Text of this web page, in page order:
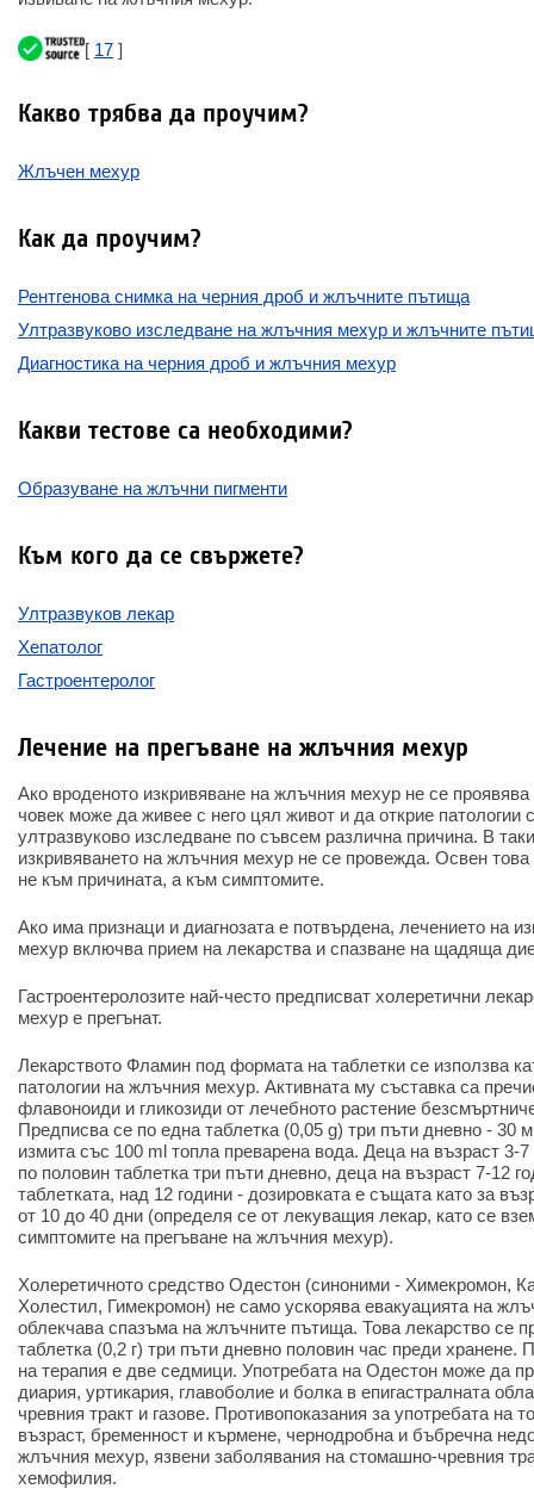
[ 17 ]
Какво трябва да проучим?
Жлъчен мехур
Как да проучим?
Рентгенова снимка на черния дроб и жлъчните пътища
Ултразвуково изследване на жлъчния мехур и жлъчните
Диагностика на черния дроб и жлъчния мехур
Какви тестове са необходими?
Образуване на жлъчни пигменти
Към кого да се свържете?
Ултразвуков лекар
Хепатолог
Гастроентеролог
Лечение на прегъване на жлъчния мехур
Ако вроденото изкривяване на жлъчния мехур не се проявява
човек може да живее с него цял живот и да открие патологии
ултразвуково изследване по съвсем различна причина. В
изкривяването на жлъчния мехур не се провежда. Освен
не към причината, а към симптомите.
Ако има признаци и диагнозата е потвърдена, лечението на
мехур включва прием на лекарства и спазване на щадяща
Гастроентеролозите най-често предписват холеретични
мехур е прегънат.
Лекарството Фламин под формата на таблетки се използва
патологии на жлъчния мехур. Активната му съставка са
флавоноиди и гликозиди от лечебното растение
Предписва се по една таблетка (0,05 g) три пъти дневно - 30
измита със 100 ml топла преварена вода. Деца на възраст 3-
по половин таблетка три пъти дневно, деца на възраст 7-12
таблетката, над 12 години - дозировката е същата като за
от 10 до 40 дни (определя се от лекуващия лекар, като се
симптомите на прегъване на жлъчния мехур).
Холеретичното средство Одестон (синоними - Химекромон,
Холестил, Гимекромон) не само ускорява евакуацията на
облекчава спазъма на жлъчните пътища. Това лекарство се
таблетка (0,2 г) три пъти дневно половин час преди хранене.
на терапия е две седмици. Употребата на Одестон може да
диария, уртикария, главоболие и болка в епигастралната
чревния тракт и газове. Противопоказания за употребата на
възраст, бременност и кърмене, чернодробна и бъбречна
жлъчния мехур, язвени заболявания на стомашно-чревния
хемофилия.